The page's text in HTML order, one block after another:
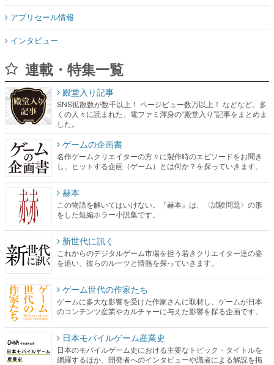
アプリセール情報
インタビュー
連載・特集一覧
殿堂入り記事
SNS拡散数が数千以上！ ページビュー数万以上！ などなど。多
くの人々に読まれた、電ファミ渾身の“殿堂入り”記事をまとめま
した。
ゲームの企画書
名作ゲームクリエイターの方々に製作時のエピソードをお聞き
し、ヒットする企画（ゲーム）とは何か？を探っていきます。
赫本
この物語を解いてはいけない。『赫本』は、〈試験問題〉の形
をした短編ホラー小説集です。
新世代に訊く
これからのデジタルゲーム市場を担う若きクリエイター達の姿
を追い、彼らのルーツと情熱を探っていきます。
ゲーム世代の作家たち
ゲームに多大な影響を受けた作家さんに取材し、ゲームが日本
のコンテンツ産業やカルチャーに与えた影響を探る企画です。
日本モバイルゲーム産業史
日本のモバイルゲーム史における主要なトピック・タイトルを
網羅するほか、開発者へのインタビューや識者による解説を掲